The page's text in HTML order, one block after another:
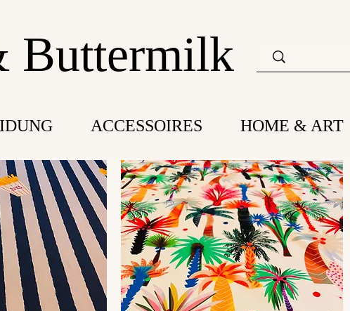
Buttermilk
ACCESSOIRES HOME & ART